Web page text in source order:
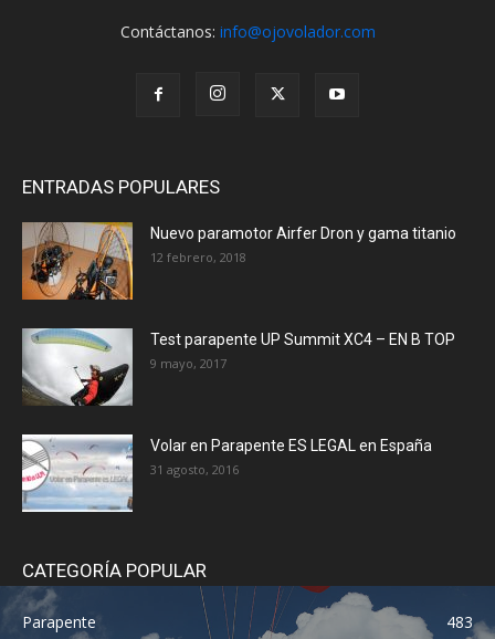
Contáctanos: info@ojovolador.com
ENTRADAS POPULARES
Nuevo paramotor Airfer Dron y gama titanio
12 febrero, 2018
Test parapente UP Summit XC4 – EN B TOP
9 mayo, 2017
Volar en Parapente ES LEGAL en España
31 agosto, 2016
CATEGORÍA POPULAR
Parapente 483